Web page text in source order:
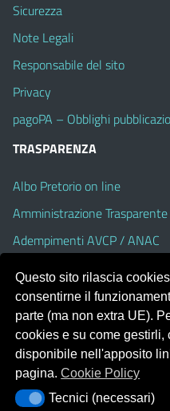
Sicurezza
Note Legali
Responsabile del sito
Privacy
pagoPA – Obblighi
TRASPARENZA
Albo Pretorio on line
Amministrazione Trasparente
Adempimenti AVCP / ANAC
Accesso Civico
Dichiarazione di accessibilità
Portale realizzato con la
Template Italia configurato sul
Questo sito rilascia
consentirne il
parte (ma non extra UE).
cookies e su come gestirli,
disponibile nell'apposito
pagina.Cookie Policy
Tecnici (necessari)
Tecnici (necessari)